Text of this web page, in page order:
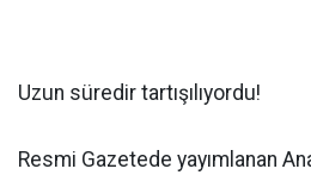
Uzun süredir tartışılıyordu!
Resmi Gazetede yayımlanan